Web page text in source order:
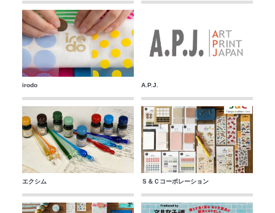
irodo A.P.J.
エクシム Ｓ＆Ｃコーポレーション